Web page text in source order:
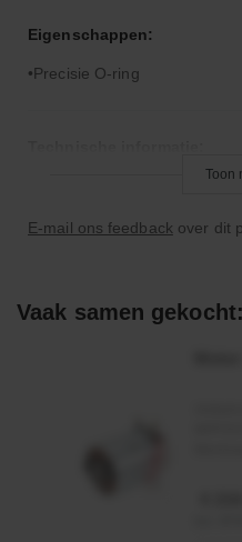
Eigenschappen:
Precisie O-ring
Let op: Viton is niet geschikt
Toon
E-mail ons feedback over dit
Vaak samen gekocht: